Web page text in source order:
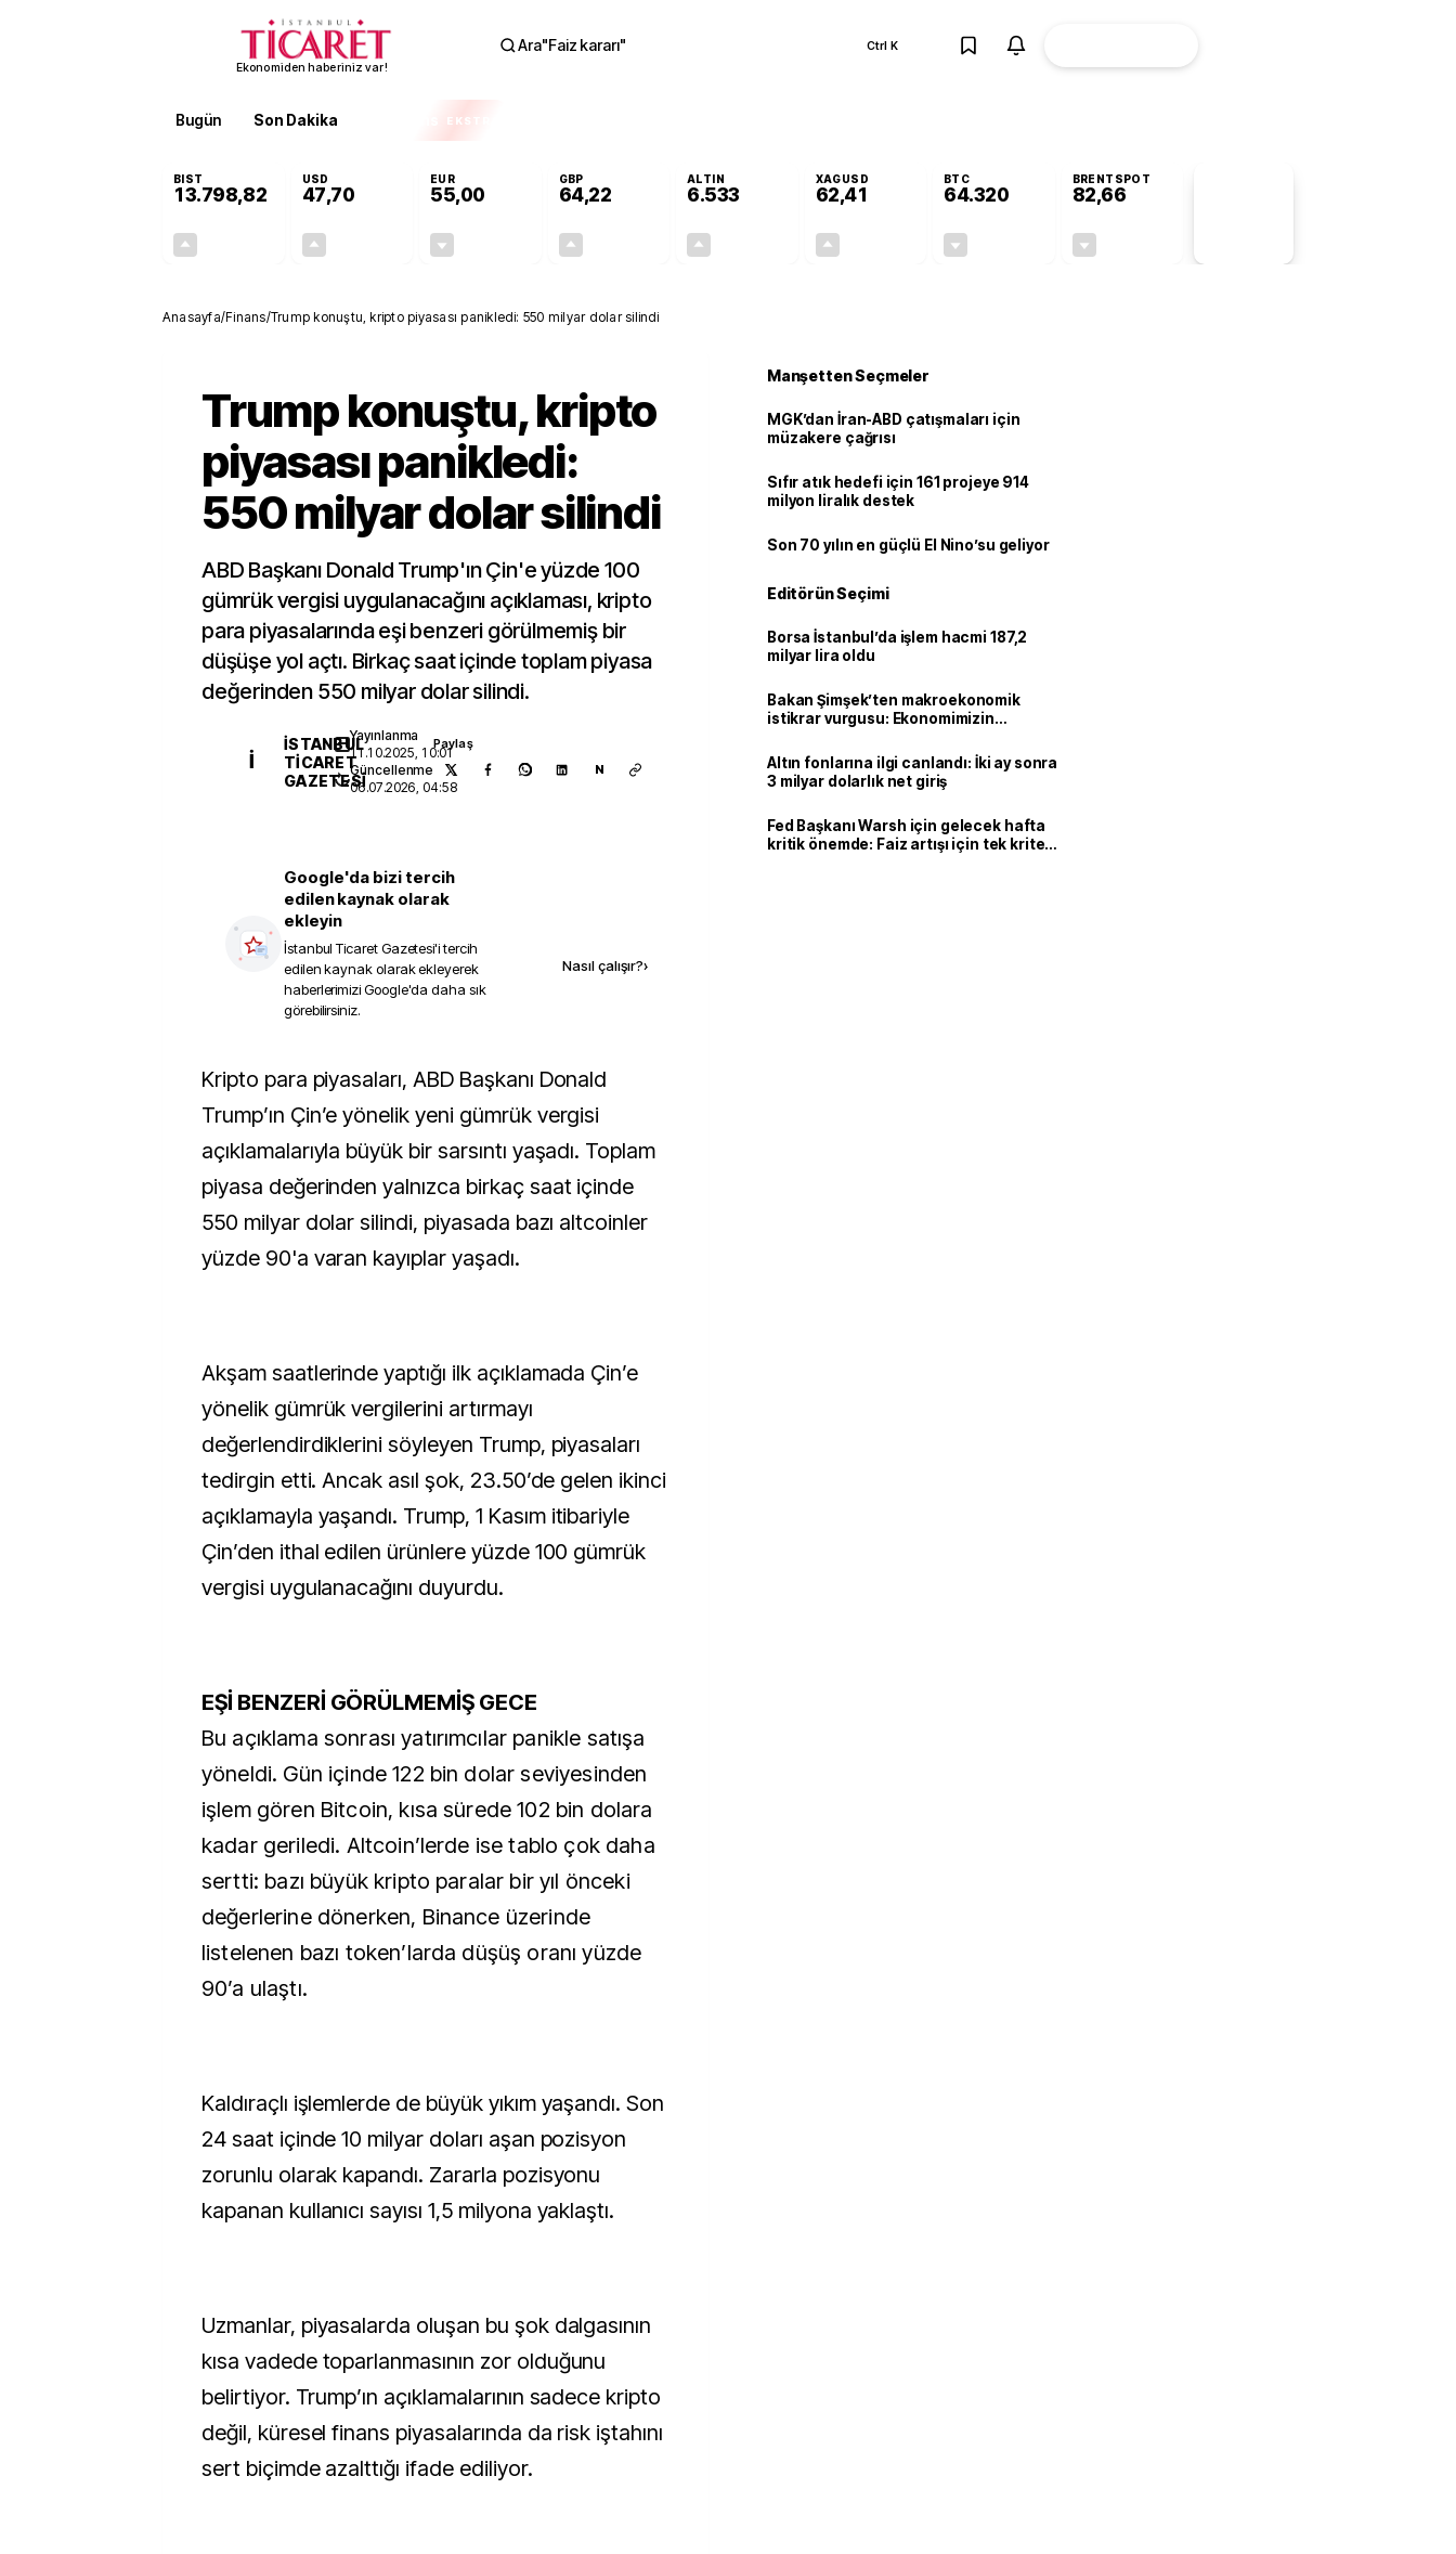
Ekonomiden haberiniz var!
Ara"Faiz kararı" Ctrl K
Bugün Son Dakika EKSTRA
BIST
13.798,82
USD
47,70
EUR
55,00
GBP
64,22
ALTIN
6.533
XAGUSD
62,41
BTC
64.320
BRENTSPOT
82,66
Anasayfa/Finans/Trump konuştu, kripto piyasası panikledi: 550 milyar dolar silindi
Trump konuştu, kripto
piyasası panikledi:
550 milyar dolar silindi
ABD Başkanı Donald Trump'ın Çin'e yüzde 100
gümrük vergisi uygulanacağını açıklaması, kripto
para piyasalarında eşi benzeri görülmemiş bir
düşüşe yol açtı. Birkaç saat içinde toplam piyasa
değerinden 550 milyar dolar silindi.
İ
İSTANBUL
TICARET
GAZETESI
Yayınlanma
11.10.2025, 10:01
Güncellenme
06.07.2026, 04:58
Paylaş
N
Google'da bizi tercih
edilen kaynak olarak
ekleyin
İstanbul Ticaret Gazetesi'i tercih
edilen kaynak olarak ekleyerek
haberlerimizi Google'da daha sık
görebilirsiniz.
Nasıl çalışır?›
Kripto para piyasaları, ABD Başkanı Donald
Trump’ın Çin’e yönelik yeni gümrük vergisi
açıklamalarıyla büyük bir sarsıntı yaşadı. Toplam
piyasa değerinden yalnızca birkaç saat içinde
550 milyar dolar silindi, piyasada bazı altcoinler
yüzde 90'a varan kayıplar yaşadı.
Akşam saatlerinde yaptığı ilk açıklamada Çin’e
yönelik gümrük vergilerini artırmayı
değerlendirdiklerini söyleyen Trump, piyasaları
tedirgin etti. Ancak asıl şok, 23.50’de gelen ikinci
açıklamayla yaşandı. Trump, 1 Kasım itibariyle
Çin’den ithal edilen ürünlere yüzde 100 gümrük
vergisi uygulanacağını duyurdu.
EŞİ BENZERİ GÖRÜLMEMİŞ GECE
Bu açıklama sonrası yatırımcılar panikle satışa
yöneldi. Gün içinde 122 bin dolar seviyesinden
işlem gören Bitcoin, kısa sürede 102 bin dolara
kadar geriledi. Altcoin’lerde ise tablo çok daha
sertti: bazı büyük kripto paralar bir yıl önceki
değerlerine dönerken, Binance üzerinde
listelenen bazı token’larda düşüş oranı yüzde
90’a ulaştı.
Kaldıraçlı işlemlerde de büyük yıkım yaşandı. Son
24 saat içinde 10 milyar doları aşan pozisyon
zorunlu olarak kapandı. Zararla pozisyonu
kapanan kullanıcı sayısı 1,5 milyona yaklaştı.
Uzmanlar, piyasalarda oluşan bu şok dalgasının
kısa vadede toparlanmasının zor olduğunu
belirtiyor. Trump’ın açıklamalarının sadece kripto
değil, küresel finans piyasalarında da risk iştahını
sert biçimde azalttığı ifade ediliyor.
Manşetten Seçmeler
MGK’dan İran-ABD çatışmaları için
müzakere çağrısı
Sıfır atık hedefi için 161 projeye 914
milyon liralık destek
Son 70 yılın en güçlü El Nino’su geliyor
Editörün Seçimi
Borsa İstanbul’da işlem hacmi 187,2
milyar lira oldu
Bakan Şimşek’ten makroekonomik
istikrar vurgusu: Ekonomimizin
Altın fonlarına ilgi canlandı: İki ay sonra
3 milyar dolarlık net giriş
Fed Başkanı Warsh için gelecek hafta
kritik önemde: Faiz artışı için tek kriter